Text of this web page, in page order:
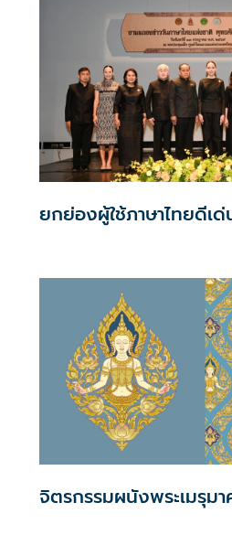
ยกย่องผู้ใช้ภาษาไทยดีเ
จิตรกรรมผนังพระเมรุม